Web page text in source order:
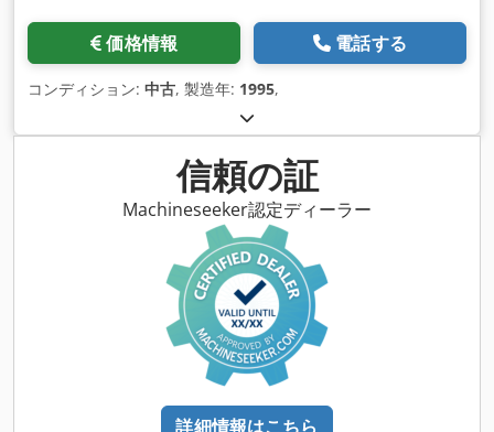
価格情報 電話する
コンディション: 中古, 製造年: 1995,
信頼の証
Machineseeker認定ディーラー
詳細情報はこちら